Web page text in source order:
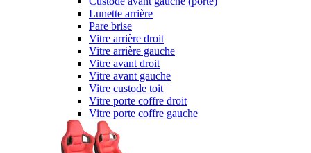
Lunette arrière
Pare brise
Vitre arrière droit
Vitre arrière gauche
Vitre avant droit
Vitre avant gauche
Vitre custode toit
Vitre porte coffre droit
Vitre porte coffre gauche